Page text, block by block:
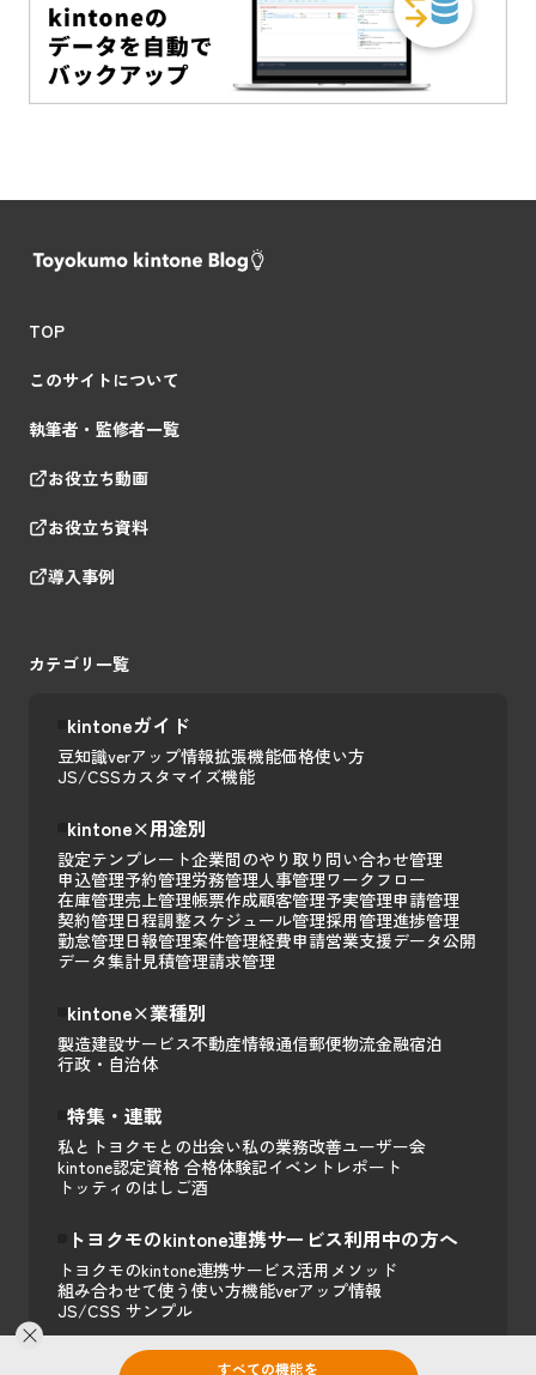
すべての機能を
TOP
このサイトについて
執筆者・監修者一覧
お役立ち動画
お役立ち資料
導入事例
カテゴリ一覧
kintoneガイド
豆知識verアップ情報拡張機能価格使い方
JS/CSSカスタマイズ機能
kintone×用途別
設定テンプレート企業間のやり取り 問い合わせ管理
申込管理予約管理労務管理人事管理ワークフロー
在庫管理売上管理帳票作成顧客管理予実管理申請管理
契約管理日程調整スケジュール管理採用管理進捗管理
勤怠管理日報管理案件管理経費申請営業支援データ公開
データ集計見積管理請求管理
kintone×業種別
製造建設サービス不動産情報通信郵便物流金融宿泊
行政・自治体
特集・連載
私とトヨクモとの出会い私の業務改善ユーザー会
kintone認定資格 合格体験記イベントレポート
トッティのはしご酒
トヨクモのkintone連携サービス利用中の方へ
トヨクモのkintone連携サービス活用メソッド
組み合わせて使う 使い方機能verアップ情報
JS/CSS サンプル